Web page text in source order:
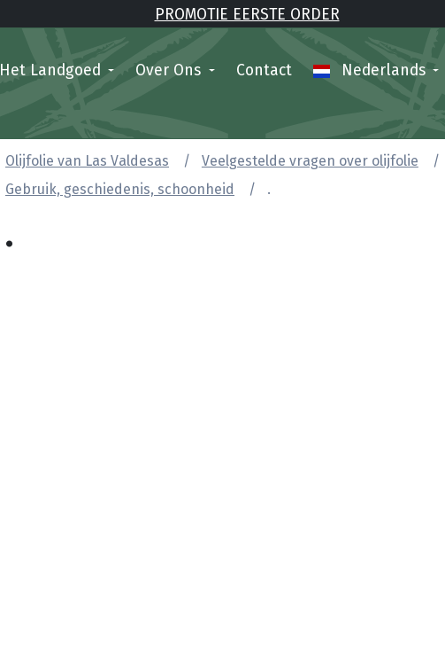
PROMOTIE EERSTE ORDER
Het Landgoed Over Ons Contact Nederlands
Olijfolie van Las Valdesas
Veelgestelde vragen over olijfolie
Gebruik, geschiedenis, schoonheid
.
.